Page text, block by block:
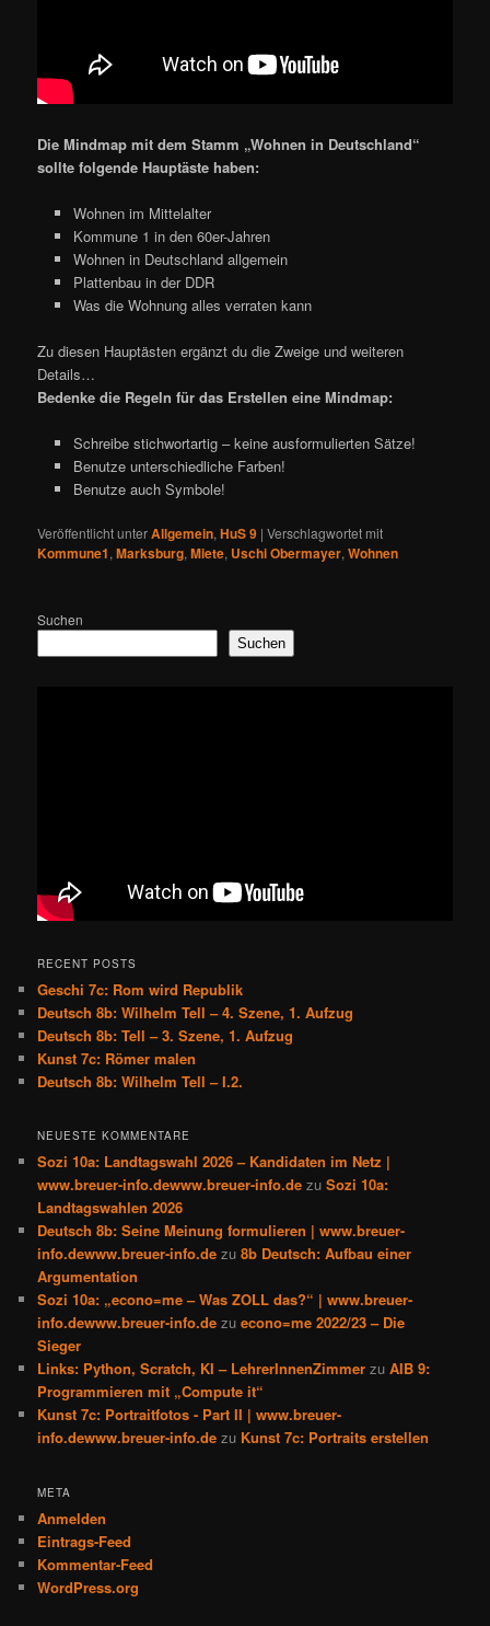
Die Mindmap mit dem Stamm „Wohnen in Deutschland“
sollte folgende Hauptäste haben:
Wohnen im Mittelalter
Kommune 1 in den 60er-Jahren
Wohnen in Deutschland allgemein
Plattenbau in der DDR
Was die Wohnung alles verraten kann
Zu diesen Hauptästen ergänzt du die Zweige und weiteren
Details…
Bedenke die Regeln für das Erstellen eine Mindmap:
Schreibe stichwortartig – keine ausformulierten Sätze!
Benutze unterschiedliche Farben!
Benutze auch Symbole!
Veröffentlicht unterAllgemein,HuS 9 |Verschlagwortet mit
Kommune1,Marksburg,Miete, Uschi Obermayer,Wohnen
Suchen
Suchen
RECENT POSTS
Geschi 7c: Rom wird Republik
Deutsch 8b: Wilhelm Tell – 4. Szene, 1. Aufzug
Deutsch 8b: Tell – 3. Szene, 1. Aufzug
Kunst 7c: Römer malen
Deutsch 8b: Wilhelm Tell – I.2.
NEUESTE KOMMENTARE
Sozi 10a: Landtagswahl 2026 – Kandidaten im Netz |
www.breuer-info.dewww.breuer-info.de zuSozi 10a:
Landtagswahlen 2026
Deutsch 8b: Seine Meinung formulieren | www.breuer-
info.dewww.breuer-info.de zu8b Deutsch: Aufbau einer
Argumentation
Sozi 10a: „econo=me – Was ZOLL das?“ | www.breuer-
info.dewww.breuer-info.de zuecono=me 2022/23 – Die
Sieger
Links: Python, Scratch, KI – LehrerInnenZimmer zuAIB 9:
Programmieren mit „Compute it“
Kunst 7c: Portraitfotos - Part II | www.breuer-
info.dewww.breuer-info.de zu Kunst 7c: Portraits erstellen
META
Anmelden
Eintrags-Feed
Kommentar-Feed
WordPress.org